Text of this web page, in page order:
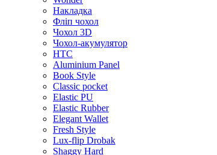
Накладка
Фліп чохол
Чохол 3D
Чохол-акумулятор
HTC
Aluminium Panel
Book Style
Classic pocket
Elastic PU
Elastic Rubber
Elegant Wallet
Fresh Style
Lux-flip Drobak
Shaggy Hard